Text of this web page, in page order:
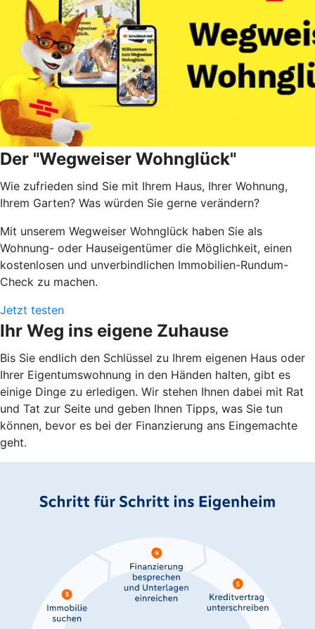
Der "Wegweiser Wohnglück"
Wie zufrieden sind Sie mit Ihrem Haus, Ihrer Wohnung,
Ihrem Garten? Was würden Sie gerne verändern?
Mit unserem Wegweiser Wohnglück haben Sie als
Wohnung- oder Hauseigentümer die Möglichkeit, einen
kostenlosen und unverbindlichen Immobilien-Rundum-
Check zu machen.
Jetzt testen
Ihr Weg ins eigene Zuhause
Bis Sie endlich den Schlüssel zu Ihrem eigenen Haus oder
Ihrer Eigentumswohnung in den Händen halten, gibt es
einige Dinge zu erledigen. Wir stehen Ihnen dabei mit Rat
und Tat zur Seite und geben Ihnen Tipps, was Sie tun
können, bevor es bei der Finanzierung ans Eingemachte
geht.